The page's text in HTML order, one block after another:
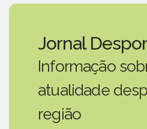
Jornal
Informação
atualidade
região